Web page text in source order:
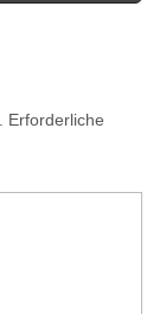
Erforderliche